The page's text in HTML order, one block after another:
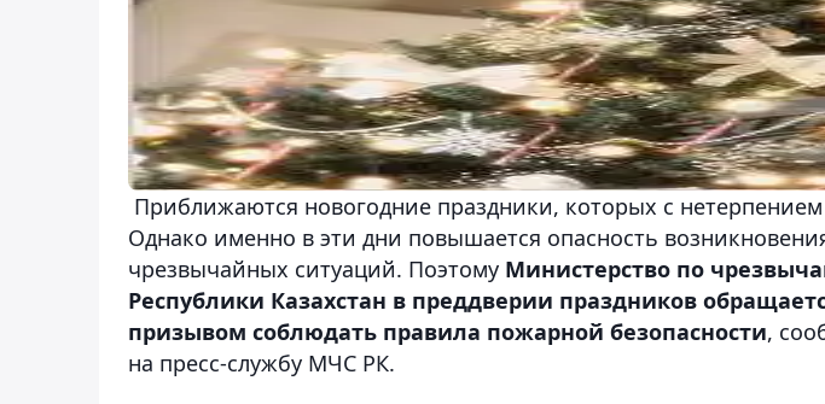
Приближаются новогодние праздники, которых с
Однако именно в эти дни повышается опасность
чрезвычайных ситуаций. Поэтому Министерство по
Республики Казахстан в преддверии праздников
призывом соблюдать правила пожарной безопасности,
на пресс-службу МЧС РК.